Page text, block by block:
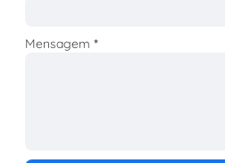
Mensagem*